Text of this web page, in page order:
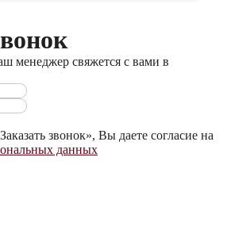
менеджер свяжется с вами в
звонок», Вы даете согласие на
данных